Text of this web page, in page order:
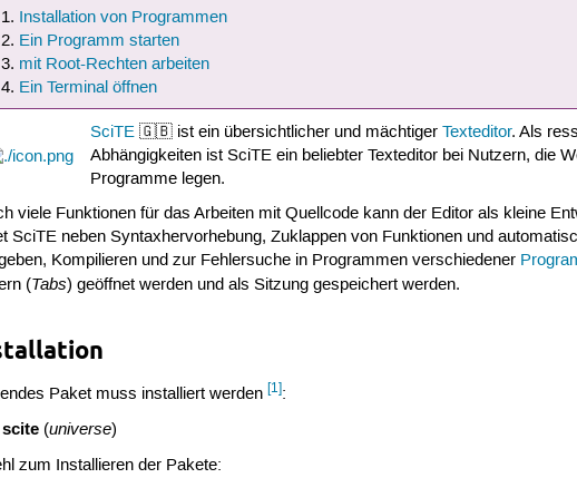
Installation von Programmen
Ein Programm starten
mit Root-Rechten arbeiten
Ein Terminal öffnen
SciTE🇬🇧 ist ein übersichtlicher und mächtiger Texteditor. Als
Abhängigkeiten ist SciTE ein beliebter Texteditor bei Nutzern, die
Programme legen.
viele Funktionen für das Arbeiten mit Quellcode kann der Editor als kleine
SciTE neben Syntaxhervorhebung, Zuklappen von Funktionen und
Kompilieren und zur Fehlersuche in Programmen verschiedener
(Tabs) geöffnet werden und als Sitzung gespeichert werden.
Paket muss installiert werden[1]:
scite(universe)
zum Installieren der Pakete: